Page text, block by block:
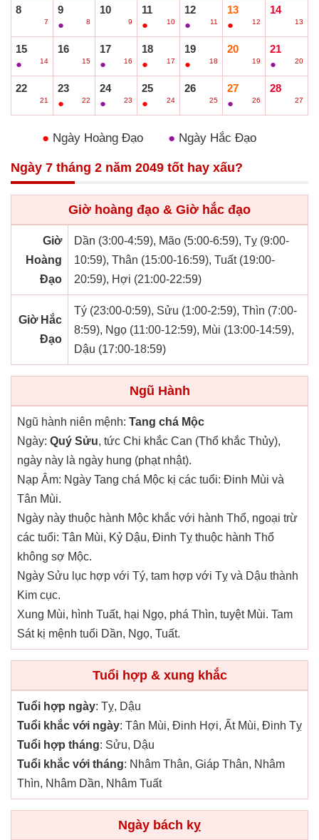
8
7
9
●
8
10
9
11
●
10
12
●
11
13
●
12
14
13
15
●
14
16
15
17
●
16
18
●
17
19
●
18
20
19
21
●
20
22
21
23
●
22
24
●
23
25
●
24
26
25
27
●
26
28
27
● Ngày Hoàng Đạo ● Ngày Hắc Đạo
Ngày 7 tháng 2 năm 2049 tốt hay xấu?
Giờ hoàng đạo & Giờ hắc đạo
Giờ
Hoàng
Đạo
Dần (3:00-4:59), Mão (5:00-6:59), Tỵ (9:00-
10:59), Thân (15:00-16:59), Tuất (19:00-
20:59), Hợi (21:00-22:59)
Giờ Hắc
Đạo
Tý (23:00-0:59), Sửu (1:00-2:59), Thìn (7:00-
8:59), Ngọ (11:00-12:59), Mùi (13:00-14:59),
Dậu (17:00-18:59)
Ngũ Hành
Ngũ hành niên mệnh: Tang chá Mộc
Ngày: Quý Sửu, tức Chi khắc Can (Thổ khắc Thủy),
ngày này là ngày hung (phạt nhật).
Nạp Âm: Ngày Tang chá Mộc kị các tuổi: Đinh Mùi và
Tân Mùi.
Ngày này thuộc hành Mộc khắc với hành Thổ, ngoại trừ
các tuổi: Tân Mùi, Kỷ Dậu, Đinh Tỵ thuộc hành Thổ
không sợ Mộc.
Ngày Sửu lục hợp với Tý, tam hợp với Tỵ và Dậu thành
Kim cục.
Xung Mùi, hình Tuất, hại Ngọ, phá Thìn, tuyệt Mùi. Tam
Sát kị mệnh tuổi Dần, Ngọ, Tuất.
Tuổi hợp & xung khắc
Tuổi hợp ngày: Tỵ, Dậu
Tuổi khắc với ngày: Tân Mùi, Đinh Hợi, Ất Mùi, Đinh Tỵ
Tuổi hợp tháng: Sửu, Dậu
Tuổi khắc với tháng: Nhâm Thân, Giáp Thân, Nhâm
Thìn, Nhâm Dần, Nhâm Tuất
Ngày bách kỵ